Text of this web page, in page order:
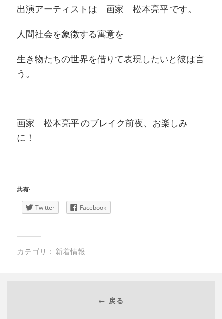
出演アーティストは 画家 松本亮平 です。
人間社会を象徴する寓意を
生き物たちの世界を借りて表現したいと彼は言
う。
画家 松本亮平 のブレイク前夜、お楽しみ
に！
共有:
Twitter Facebook
カテゴリ： 新着情報
← 戻る